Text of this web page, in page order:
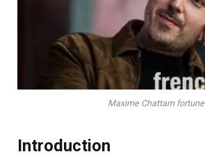
Maxime Chattam fortune
Introduction